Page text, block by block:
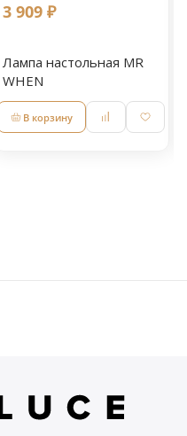
3 909 ₽
Лампа настольная MR
WHEN
В корзину